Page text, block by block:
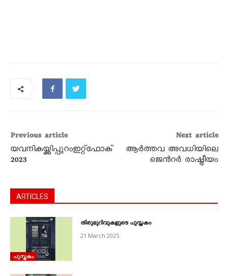
Previous article
യവനികയ്ക്കിപ്പുറംഇറ്റ്ഫോക്
2023
Next article
ആര്‍ത്തവ അവധിയിലെ
ജെന്‍റര്‍ രാഷ്ട്രീയം
ARTICLES
പുസ്തകം
തിരുമുറിവുകളുടെ പുസ്തകം
21 March 2025